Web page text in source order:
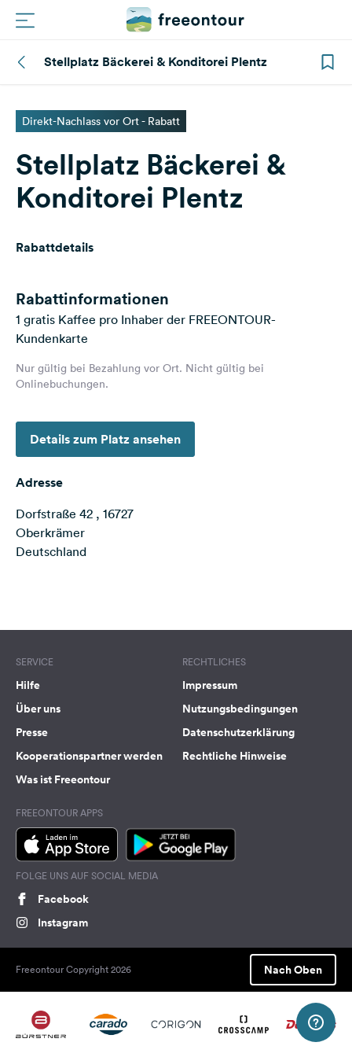
Routen
Plätze
Magazin
Partner
Registrieren
Newsletter
Feedback
Folge
uns
Social
Media
Facebook
Stellplatz Bäckerei & Konditorei Plentz
Direkt-Nachlass vor Ort - Rabatt
Stellplatz Bäckerei &
Konditorei Plentz
Rabattdetails
Rabattinformationen
1 gratis Kaffee pro Inhaber der FREEONTOUR-
Kundenkarte
Nur gültig bei Bezahlung vor Ort. Nicht gültig bei
Onlinebuchungen.
Details zum Platz ansehen
Adresse
Dorfstraße 42 , 16727
Oberkrämer
Deutschland
SERVICE
Hilfe
Über uns
Presse
Kooperationspartner werden
Was ist Freeontour
RECHTLICHES
Impressum
Nutzungsbedingungen
Datenschutzerklärung
Rechtliche Hinweise
FREEONTOUR APPS
FOLGE UNS AUF SOCIAL MEDIA
Facebook
Instagram
Freeontour Copyright 2026 Nach Oben